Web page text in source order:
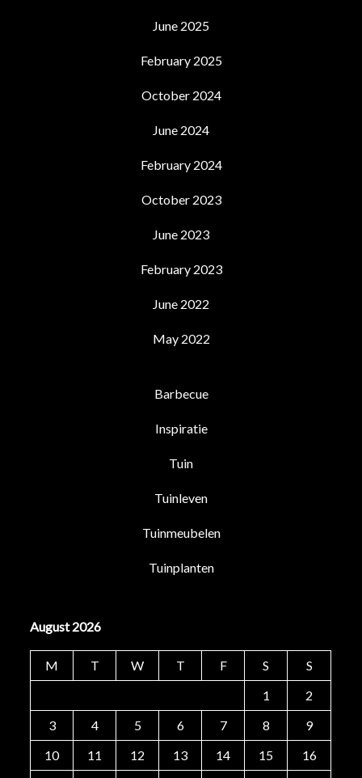
June 2025
February 2025
October 2024
June 2024
February 2024
October 2023
June 2023
February 2023
June 2022
May 2022
Barbecue
Inspiratie
Tuin
Tuinleven
Tuinmeubelen
Tuinplanten
August 2026
M T W T F S
S
1
2
3
4 5 6 7 8
9
10
11 12 13 14 15
16